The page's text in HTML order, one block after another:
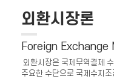
외환시장론
Foreign
외환시장은 국제무역결제
주요한 수단으로 국제수지